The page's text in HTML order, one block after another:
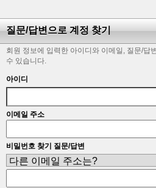
질문/답변으로 계정 찾기
회원 정보에 입력한 아이디와 이메일, 질문/답
수 있습니다.
아이디
이메일 주소
비밀번호 찾기 질문/답변